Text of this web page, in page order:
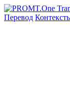
Перевод